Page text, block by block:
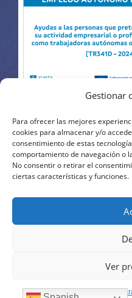
Gestionar
Para ofrecer las mejores
cookies para almacenar y/o
consentimiento de estas
comportamiento de navegación o
No consentir o retirar el
ciertas características y funciones.
Ver
Política de cookies